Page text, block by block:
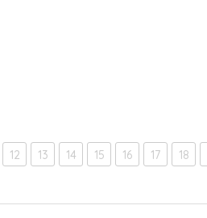
12 13 14 15 16 17 18